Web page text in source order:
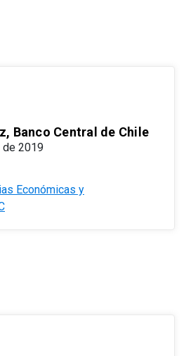
Banco Central de Chile
de 2019
Económicas y